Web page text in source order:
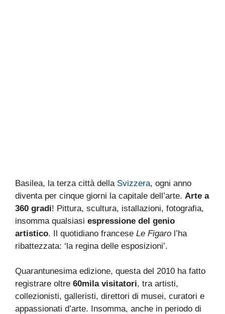
Basilea, la terza città della Svizzera, ogni anno
diventa per cinque giorni la capitale dell’arte. Arte a
360 gradi! Pittura, scultura, istallazioni, fotografia,
insomma qualsiasi espressione del genio
artistico. Il quotidiano francese Le Figaro l’ha
ribattezzata: ‘la regina delle esposizioni’.
Quarantunesima edizione, questa del 2010 ha fatto
registrare oltre 60mila visitatori, tra artisti,
collezionisti, galleristi, direttori di musei, curatori e
appassionati d’arte. Insomma, anche in periodo di